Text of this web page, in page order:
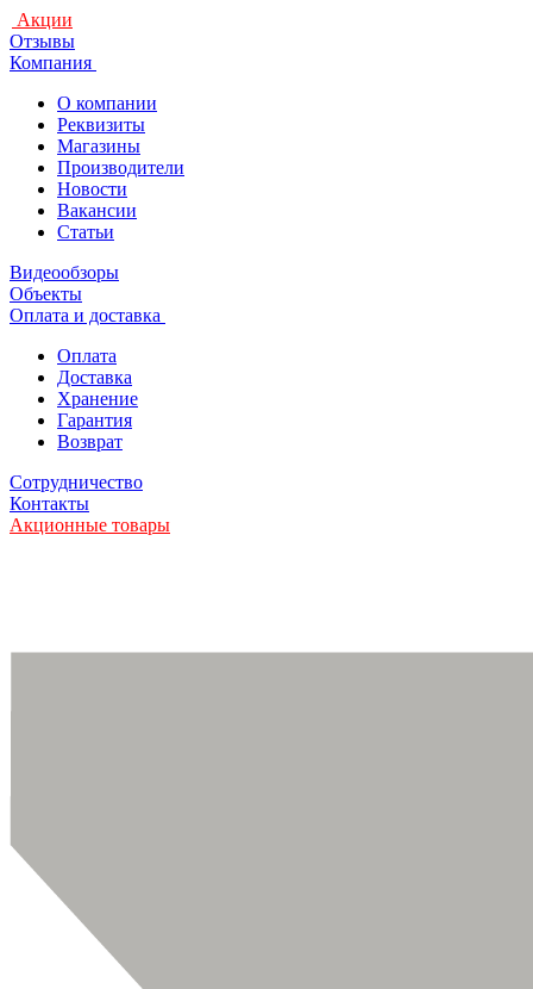
Акции
Отзывы
Компания
О компании
Реквизиты
Магазины
Производители
Новости
Вакансии
Статьи
Видеообзоры
Объекты
Оплата и доставка
Оплата
Доставка
Хранение
Гарантия
Возврат
Сотрудничество
Контакты
Акционные товары